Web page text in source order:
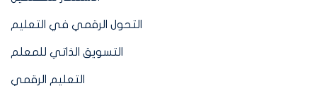
التحول الرقمي في التعليم
التسويق الذاتي للمعلم
التعليم الرقمي